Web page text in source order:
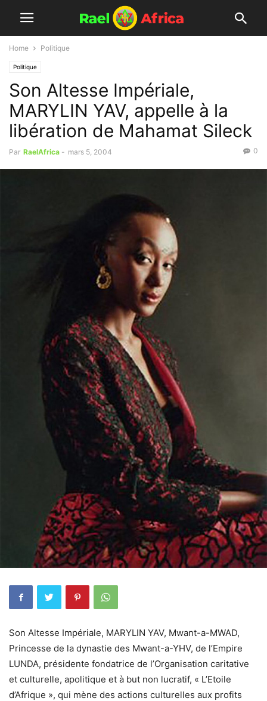
Home Politique
Politique
Son Altesse Impériale,
MARYLIN YAV, appelle à la
libération de Mahamat Sileck
Par RaelAfrica - mars 5, 2004 0
Son Altesse Impériale, MARYLIN YAV, Mwant-a-MWAD,
Princesse de la dynastie des Mwant-a-YHV, de l’Empire
LUNDA, présidente fondatrice de l’Organisation caritative
et culturelle, apolitique et à but non lucratif, « L’Etoile
d’Afrique », qui mène des actions culturelles aux profits